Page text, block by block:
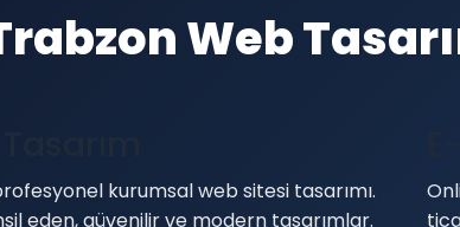
Web
kurumsal web sitesi tasarımı.
eden, güvenilir ve modern tasarımlar.